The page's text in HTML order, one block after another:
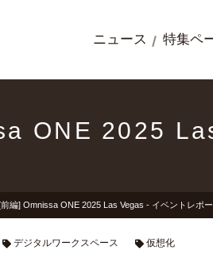
ニュース 特集ペ
ONE 2025
編] Omnissa ONE 2025 Las Vegas - イベントレポー
デジタルワークスペース 仮想化